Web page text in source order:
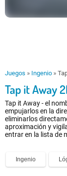
Juegos » Ingenio »
Tap it Away
Tap it Away - el
empujarlos en la
eliminarlos
aproximación y
entrar en la lista de
Ingenio